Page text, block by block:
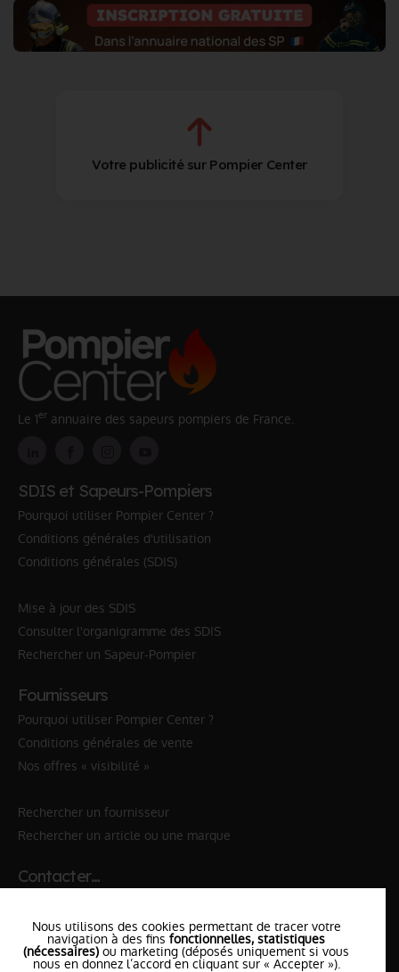
Votre publicité sur Pompier Center
Le 1er annuaire des sapeurs pompiers de France.
SDIS et Sapeurs-Pompiers
Pourquoi utiliser Pompier Center ?
Conditions générales d'utilisation
Conditions générales (SDIS)
Mise à jour des SDIS
Consulter l'organigramme des SDIS
Rechercher un Sapeur-Pompier
Fournisseurs
Pourquoi utiliser Pompier Center ?
Conditions générales de vente
Nos offres « visibilité »
Rechercher un fournisseur
Rechercher un article ou une marque
Contacter…
✆ 18№National Sapeurs-Pompiers
Nous utilisons des cookies permettant de tracer votre
navigation à des fins fonctionnelles, statistiques
(nécessaires) ou marketing (déposés uniquement si vous
nous en donnez l’accord en cliquant sur « Accepter »).